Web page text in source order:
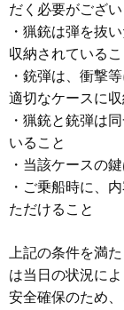
だく必要がござい
・猟銃は弾を抜
収納されているこ
・銃弾は、衝撃
適切なケースに
・猟銃と銃弾は
いること
・当該ケースの
・ご乗船時に、
ただけること
上記の条件を満
は当日の状況に
安全確保のため